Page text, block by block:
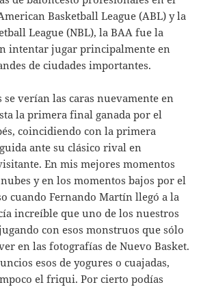
Basketball League (ABL) y la
League (NBL), la BAA fue la
intentar jugar principalmente en
de ciudades importantes.
se verían las caras nuevamente en
la primera final ganada por el
coincidiendo con la primera
ante su clásico rival en
En mis mejores momentos
y en los momentos bajos por el
cuando Fernando Martín llegó a la
increíble que uno de los nuestros
con esos monstruos que sólo
en las fotografías de Nuevo Basket.
esos de yogures o cuajadas,
el friqui. Por cierto podías